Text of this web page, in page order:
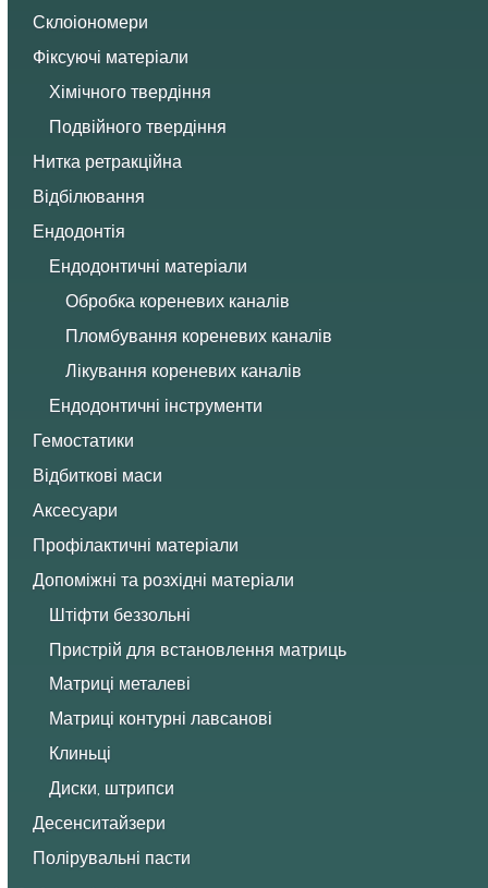
Склоіономери
Фіксуючі матеріали
Хімічного твердіння
Подвійного твердіння
Нитка ретракційна
Відбілювання
Ендодонтія
Ендодонтичні матеріали
Обробка кореневих каналів
Пломбування кореневих каналів
Лікування кореневих каналів
Ендодонтичні інструменти
Гемостатики
Відбиткові маси
Аксесуари
Профілактичні матеріали
Допоміжні та розхідні матеріали
Штіфти беззольні
Пристрій для встановлення матриць
Матриці металеві
Матриці контурні лавсанові
Клиньці
Диски, штрипси
Десенситайзери
Полірувальні пасти